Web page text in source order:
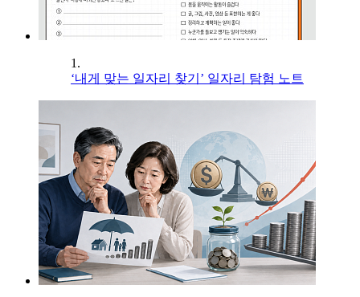
1.
‘내게 맞는 일자리 찾기’ 일자리 탐험 노트